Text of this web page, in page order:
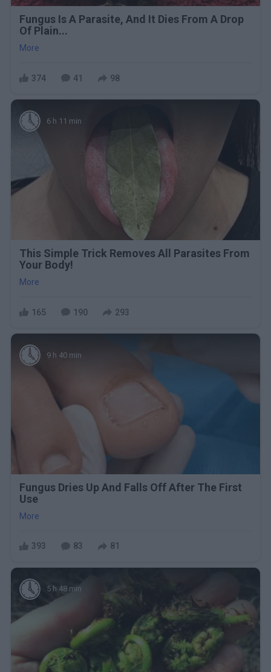
Fungus Is A Parasite, And It Dies From A Drop
Of Plain...
More
374 41 98
6 h 11 min
This Simple Trick Removes All Parasites From
Your Body!
More
165 190 293
9 h 40 min
Fungus Dries Up And Falls Off After The First
Use
More
393 83 81
5 h 48 min